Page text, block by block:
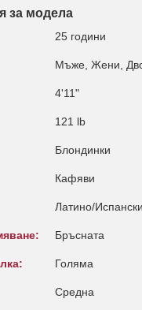
за модела
25 години
Мъже, Жени,
4'11"
121 lb
Блондинки
Кафяви
Латино/Испански
Бръсната
Голяма
Среднa